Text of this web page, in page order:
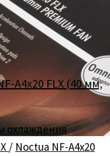
A4x20 FLX (40 мм,
охлаждения
/ Noctua NF-A4x20